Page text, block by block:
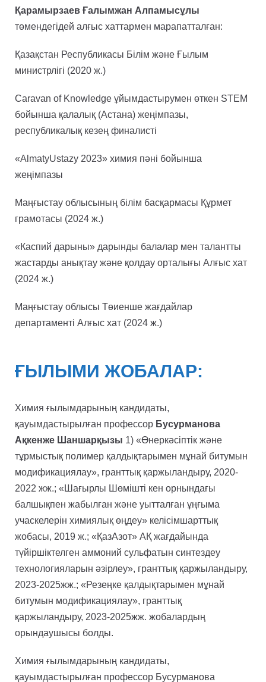
Қарамырзаев Ғалымжан Алпамысұлы
төмендегідей алғыс хаттармен марапатталған:
Қазақстан Республикасы Білім және Ғылым
министрлігі (2020 ж.)
Caravan of Knowledge ұйымдастырумен өткен STEM
бойынша қалалық (Астана) жеңімпазы,
республикалық кезең финалисті
«AlmatyUstazy 2023» химия пәні бойынша
жеңімпазы
Маңғыстау облысының білім басқармасы Құрмет
грамотасы (2024 ж.)
«Каспий дарыны» дарынды балалар мен талантты
жастарды анықтау және қолдау орталығы Алғыс хат
(2024 ж.)
Маңғыстау облысы Төиенше жағдайлар
департаменті Алғыс хат (2024 ж.)
ҒЫЛЫМИ ЖОБАЛАР:
Химия ғылымдарының кандидаты,
қауымдастырылған профессор Бусурманова
Ақкенже Шаншарқызы 1) «Өнеркәсіптік және
тұрмыстық полимер қалдықтарымен мұнай битумын
модификациялау», гранттық қаржыландыру, 2020-
2022 жж.; «Шағырлы Шөмішті кен орнындағы
балшықпен жабылған және уытталған ұңғыма
учаскелерін химиялық өңдеу» келісімшарттық
жобасы, 2019 ж.; «ҚазАзот» АҚ жағдайында
түйіршіктелген аммоний сульфатын синтездеу
технологияларын әзірлеу», гранттық қаржыландыру,
2023-2025жж.; «Резеңке қалдықтарымен мұнай
битумын модификациялау», гранттық
қаржыландыру, 2023-2025жж. жобалардың
орындаушысы болды.
Химия ғылымдарының кандидаты,
қауымдастырылған профессор Бусурманова